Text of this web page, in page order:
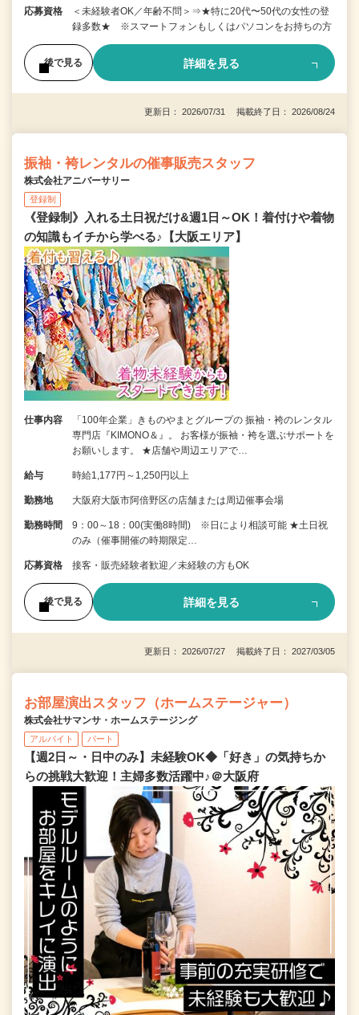
応募資格
＜未経験者OK／年齢不問＞⇒★特に20代〜50代の女性の登
録多数★ ※スマートフォンもしくはパソコンをお持ちの方
後で見る 詳細を見る
更新日： 2026/07/31 掲載終了日： 2026/08/24
振袖・袴レンタルの催事販売スタッフ
株式会社アニバーサリー
登録制
《登録制》入れる土日祝だけ&週1日～OK！着付けや着物
の知識もイチから学べる♪【大阪エリア】
仕事内容
「100年企業」きものやまとグループの 振袖・袴のレンタル
専門店『KIMONO＆』。 お客様が振袖・袴を選ぶサポートを
お願いします。 ★店舗や周辺エリアで…
給与 時給1,177円～1,250円以上
勤務地 大阪府大阪市阿倍野区の店舗または周辺催事会場
勤務時間
9：00～18：00(実働8時間) ※日により相談可能 ★土日祝
のみ（催事開催の時期限定…
応募資格 接客・販売経験者歓迎／未経験の方もOK
後で見る 詳細を見る
更新日： 2026/07/27 掲載終了日： 2027/03/05
お部屋演出スタッフ（ホームステージャー）
株式会社サマンサ・ホームステージング
アルバイト パート
【週2日～・日中のみ】未経験OK◆「好き」の気持ちか
らの挑戦大歓迎！主婦多数活躍中♪＠大阪府